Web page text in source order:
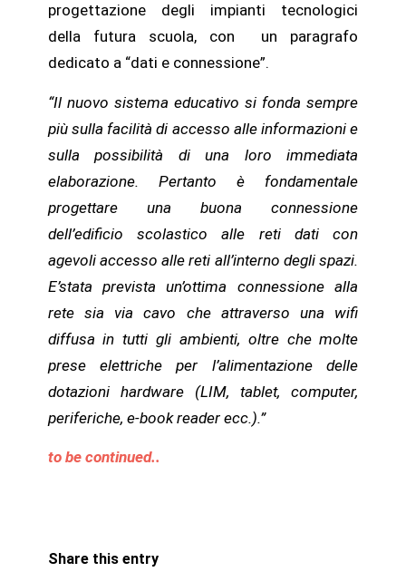
progettazione degli impianti tecnologici
della futura scuola, con un paragrafo
dedicato a “dati e connessione”.
“Il nuovo sistema educativo si fonda sempre
più sulla facilità di accesso alle informazioni e
sulla possibilità di una loro immediata
elaborazione. Pertanto è fondamentale
progettare una buona connessione
dell’edificio scolastico alle reti dati con
agevoli accesso alle reti all’interno degli spazi.
E’stata prevista un’ottima connessione alla
rete sia via cavo che attraverso una wifi
diffusa in tutti gli ambienti, oltre che molte
prese elettriche per l’alimentazione delle
dotazioni hardware (LIM, tablet, computer,
periferiche, e-book reader ecc.).”
to be continued..
Share this entry